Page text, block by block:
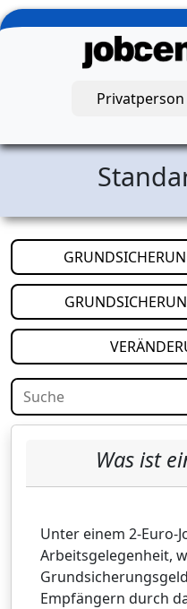
Zum Hauptinhalt springen
Jobcenter
Privatperson
Suche
Was ist
Unter einem 2-Euro-
Arbeitsgelegenheit,
Empfängern durch